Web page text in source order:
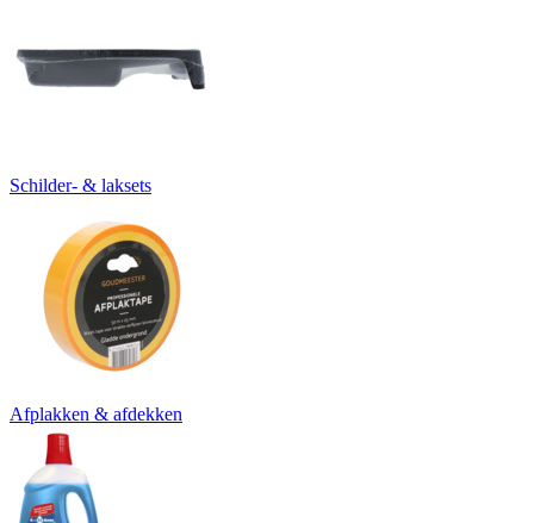
Schilder- & laksets
Afplakken & afdekken